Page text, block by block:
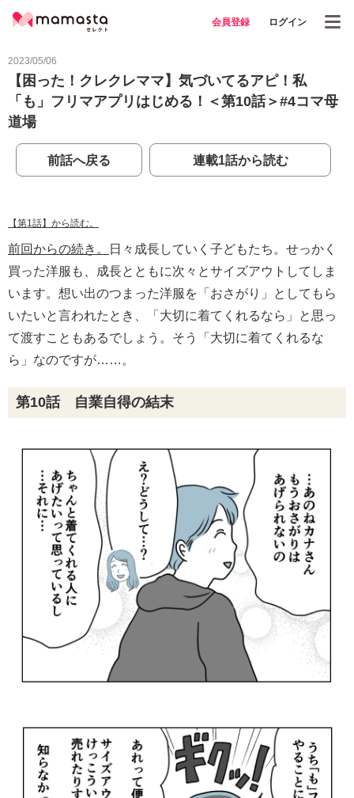
会員登録 ログイン
2023/05/06
【困った！クレクレママ】気づいてるアピ！私
「も」フリマアプリはじめる！＜第10話＞#4コマ母
道場
前話へ戻る 連載1話から読む
【第1話】から読む。
前回からの続き。
日々成長していく子どもたち。せっかく
買った洋服も、成長とともに次々とサイズアウトしてしま
います。想い出のつまった洋服を「おさがり」としてもら
いたいと言われたとき、「大切に着てくれるなら」と思っ
て渡すこともあるでしょう。そう「大切に着てくれるな
ら」なのですが……。
第10話 自業自得の結末